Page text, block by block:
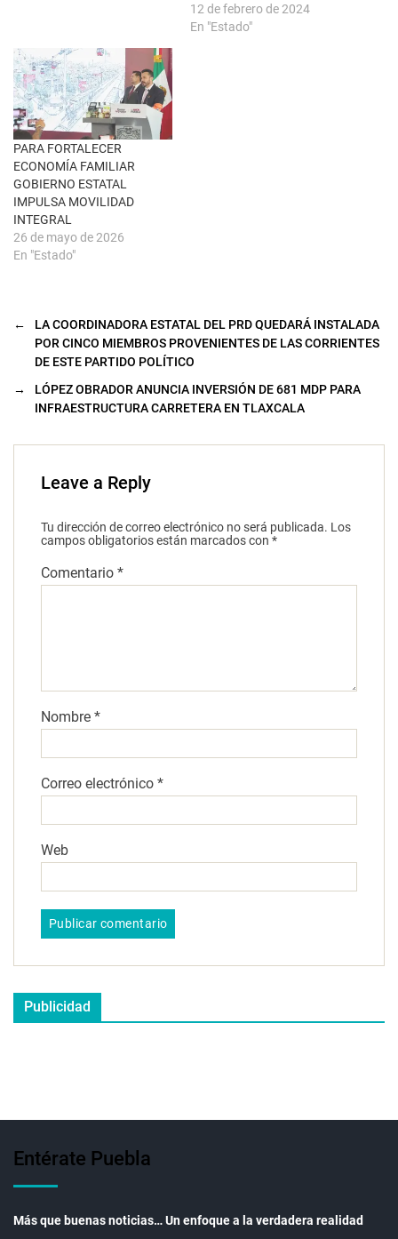
a
v
e
n
t
a
n
a
n
u
e
v
a
)
12 de febrero de 2024
En "Estado"
PARA FORTALECER
ECONOMÍA FAMILIAR
GOBIERNO ESTATAL
IMPULSA MOVILIDAD
INTEGRAL
26 de mayo de 2026
En "Estado"
←
LA COORDINADORA ESTATAL DEL PRD QUEDARÁ INSTALADA
POR CINCO MIEMBROS PROVENIENTES DE LAS CORRIENTES
DE ESTE PARTIDO POLÍTICO
→
LÓPEZ OBRADOR ANUNCIA INVERSIÓN DE 681 MDP PARA
INFRAESTRUCTURA CARRETERA EN TLAXCALA
Leave a Reply
Tu dirección de correo electrónico no será publicada. Los
campos obligatorios están marcados con *
Comentario *
Nombre *
Correo electrónico *
Web
Publicidad
Entérate Puebla
Más que buenas noticias… Un enfoque a la verdadera realidad